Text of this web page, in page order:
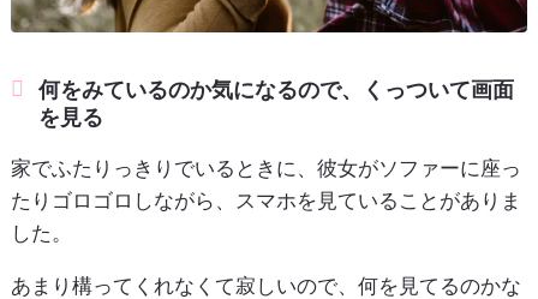
何をみているのか気になるので、くっついて画面
を見る
家でふたりっきりでいるときに、彼女がソファーに座っ
たりゴロゴロしながら、スマホを見ていることがありま
した。
あまり構ってくれなくて寂しいので、何を見てるのかな